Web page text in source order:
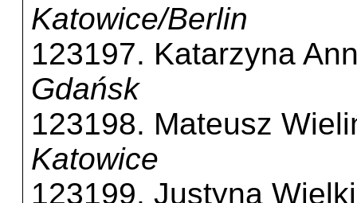
Katowice/Berlin
123197. Katarzyna
Gdańsk
123198. Mateusz
Katowice
123199. Justyna Wielki